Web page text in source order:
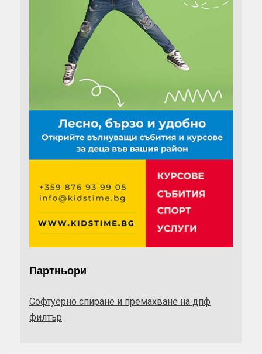
Партньори
Софтуерно спиране и премахване на дпф
филтър